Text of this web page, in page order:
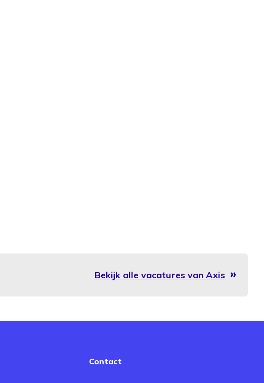
Bekijk alle vacatures van Axis
Contact